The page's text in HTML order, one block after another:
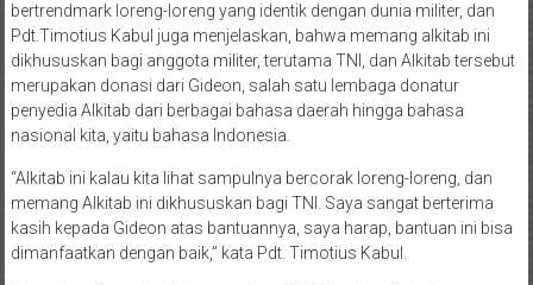
bertrendmark loreng-loreng yang identik dengan dunia militer, dan
Pdt.Timotius Kabul juga menjelaskan, bahwa memang alkitab ini
dikhususkan bagi anggota militer, terutama TNI, dan Alkitab tersebut
merupakan donasi dari Gideon, salah satu lembaga donatur
penyedia Alkitab dari berbagai bahasa daerah hingga bahasa
nasional kita, yaitu bahasa Indonesia.
“Alkitab ini kalau kita lihat sampulnya bercorak loreng-loreng, dan
memang Alkitab ini dikhususkan bagi TNI. Saya sangat berterima
kasih kepada Gideon atas bantuannya, saya harap, bantuan ini bisa
dimanfaatkan dengan baik,” kata Pdt. Timotius Kabul.